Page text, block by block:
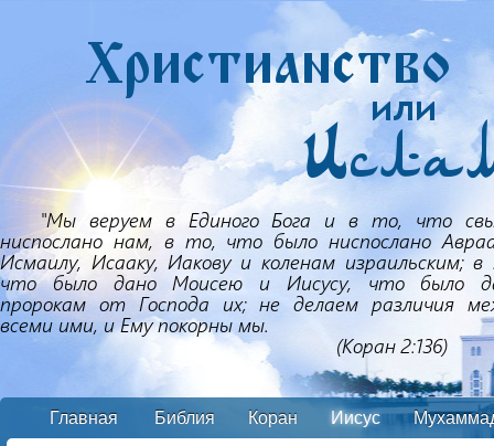
Главная Библия Коран Иисус